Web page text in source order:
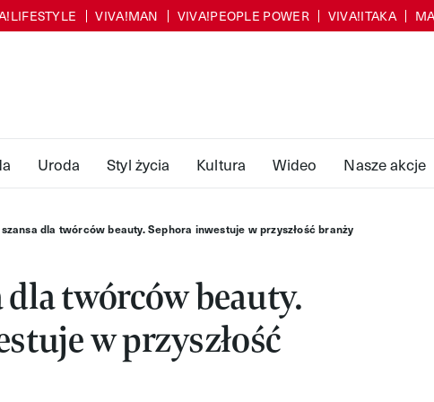
VIVA!MAN VIVA!PEOPLE POWER VIVA!ITAKA
Uroda Styl życia Kultura Wideo Nasze akcje
dla twórców beauty. Sephora inwestuje w przyszłość branży
dla twórców beauty.
w przyszłość